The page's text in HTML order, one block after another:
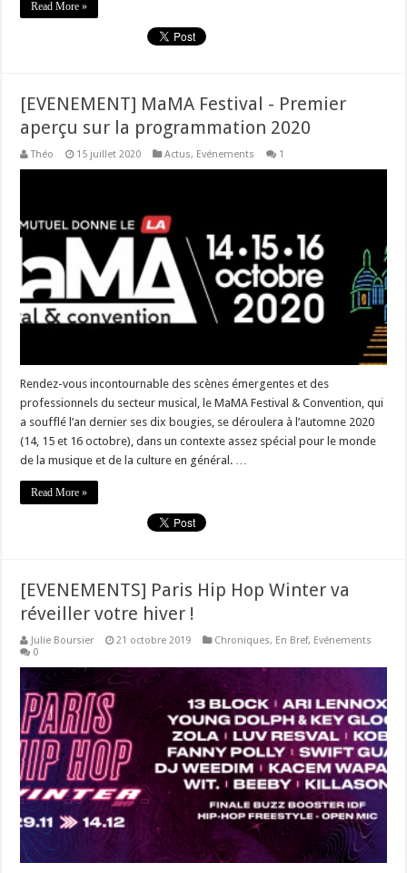
Read More »
[EVENEMENT] MaMA Festival - Premier
aperçu sur la programmation 2020
Théo 15 juillet 2020 Actus, Evénements 1
Rendez-vous incontournable des scènes émergentes et des
professionnels du secteur musical, le MaMA Festival & Convention, qui
a soufflé l’an dernier ses dix bougies, se déroulera à l’automne 2020
(14, 15 et 16 octobre), dans un contexte assez spécial pour le monde
de la musique et de la culture en général. …
Read More »
[EVENEMENTS] Paris Hip Hop Winter va
réveiller votre hiver !
Julie Boursier 21 octobre 2019 Chroniques, En Bref, Evénements
0